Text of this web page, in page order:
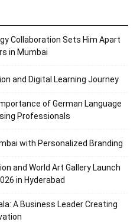
Collaboration Sets Him Apart
in Mumbai
and Digital Learning Journey
of German Language
Professionals
with Personalized Branding
and World Art Gallery Launch
in Hyderabad
A Business Leader Creating